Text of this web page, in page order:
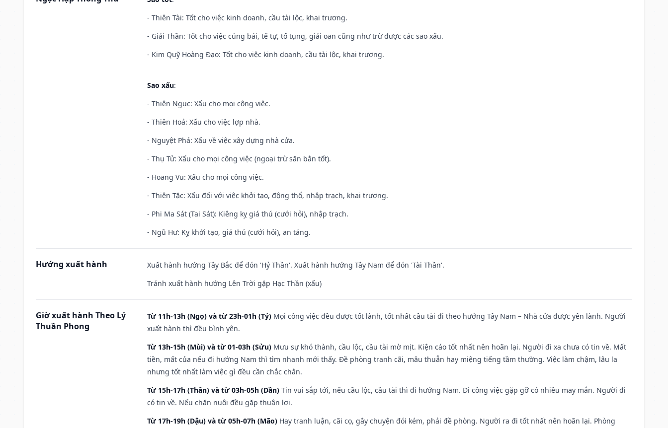
- Thiên Tài: Tốt cho việc kinh doanh, cầu tài lộc, khai trương.
- Giải Thần: Tốt cho việc cúng bái, tế tự, tố tụng, giải oan cũng như trừ được các sao xấu.
- Kim Quỹ Hoàng Đạo: Tốt cho việc kinh doanh, cầu tài lộc, khai trương.
Sao xấu:
- Thiên Ngục: Xấu cho mọi công việc.
- Thiên Hoả: Xấu cho việc lợp nhà.
- Nguyệt Phá: Xấu về việc xây dựng nhà cửa.
- Thụ Tử: Xấu cho mọi công việc (ngoại trừ săn bắn tốt).
- Hoang Vu: Xấu cho mọi công việc.
- Thiên Tặc: Xấu đối với việc khởi tạo, động thổ, nhập trạch, khai trương.
- Phi Ma Sát (Tai Sát): Kiêng kỵ giá thú (cưới hỏi), nhập trạch.
- Ngũ Hư: Kỵ khởi tạo, giá thú (cưới hỏi), an táng.
Hướng xuất hành
Xuất hành hướng Tây Bắc để đón 'Hỷ Thần'. Xuất hành hướng Tây Nam để đón 'Tài Thần'.
Tránh xuất hành hướng Lên Trời gặp Hạc Thần (xấu)
Giờ xuất hành Theo Lý
Thuần Phong
Từ 11h-13h (Ngọ) và từ 23h-01h (Tý) Mọi công việc đều được tốt lành, tốt nhất cầu tài đi theo hướng Tây Nam – Nhà cửa được yên lành. Người
xuất hành thì đều bình yên.
Từ 13h-15h (Mùi) và từ 01-03h (Sửu) Mưu sự khó thành, cầu lộc, cầu tài mờ mịt. Kiện cáo tốt nhất nên hoãn lại. Người đi xa chưa có tin về. Mất
tiền, mất của nếu đi hướng Nam thì tìm nhanh mới thấy. Đề phòng tranh cãi, mâu thuẫn hay miệng tiếng tầm thường. Việc làm chậm, lâu la
nhưng tốt nhất làm việc gì đều cần chắc chắn.
Từ 15h-17h (Thân) và từ 03h-05h (Dần) Tin vui sắp tới, nếu cầu lộc, cầu tài thì đi hướng Nam. Đi công việc gặp gỡ có nhiều may mắn. Người đi
có tin về. Nếu chăn nuôi đều gặp thuận lợi.
Từ 17h-19h (Dậu) và từ 05h-07h (Mão) Hay tranh luận, cãi cọ, gây chuyện đói kém, phải đề phòng. Người ra đi tốt nhất nên hoãn lại. Phòng